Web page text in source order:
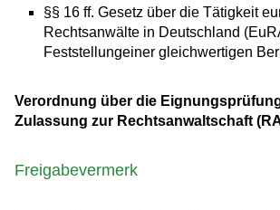
§§ 16 ff. Gesetz über die Tätigkeit
Rechtsanwälte in Deutschland
Feststellungeiner gleichwertigen
Verordnung über die
Zulassung zur Rechtsanwaltschaft (
Freigabevermerk